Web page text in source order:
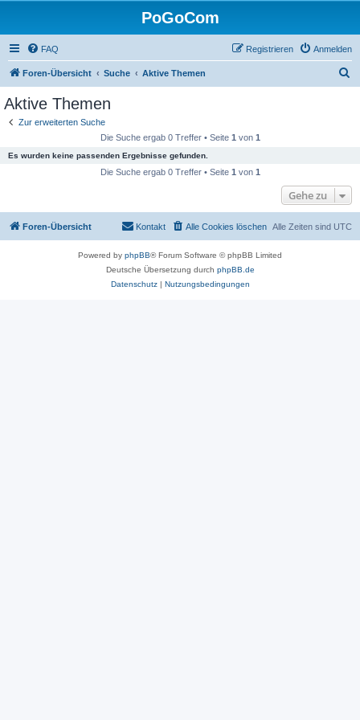
PoGoCom
FAQ Anmelden
Registrieren
Foren-Übersicht Suche Aktive Themen
Aktive Themen
Zur erweiterten Suche
Die Suche ergab 0 Treffer • Seite 1 von 1
Es wurden keine passenden Ergebnisse gefunden.
Die Suche ergab 0 Treffer • Seite 1 von 1
Gehe zu
Foren-Übersicht Alle Zeiten sind UTC
Alle Cookies löschen
Kontakt
Powered by phpBB® Forum Software © phpBB Limited
Deutsche Übersetzung durch phpBB.de
Datenschutz| Nutzungsbedingungen